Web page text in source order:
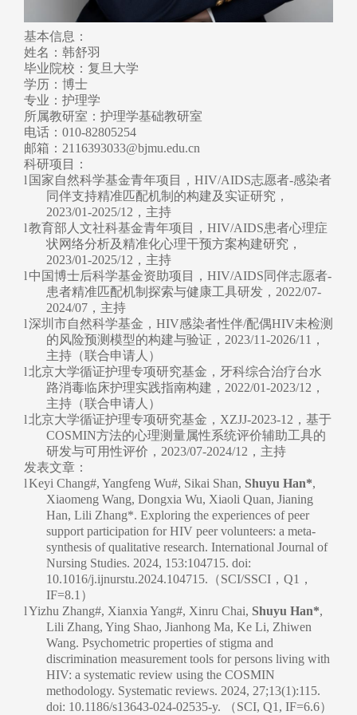
基本信息：
姓名：韩舒羽
毕业院校：复旦大学
学历：博士
专业：护理学
所属教研室 ：护理学基础教研室
电话：010-82805254
邮箱：2116393033@bjmu.edu.cn
科研项目：
l 国家自然科学基金青年项目， HIV/AIDS志愿者-感染者
同伴支持精准匹配机制的构建及实证研究，
2023/01-2025/12，主持
l教育部人文社科基金青年项目，HIV/AIDS患者心理症
状网络分析及精准化心理干预方案构建研究，
2023/01-2025/12，主持
l 中国博士后科学基金资助项目
，HIV/AIDS同伴志愿者-
患者精准匹配机制探索与健康工具研发， 2022/07-
2024/07，主持
l深圳市自然科学基金，HIV感染者性伴/配偶HIV未检测
的风险预测模型的构建与验证，2023/11-2026/11，
主持（联合申请人）
l北京大学循证护理专项研究基金，牙科综合治疗台水
路消毒临床护理实践指南构建，2022/01-2023/12，
主持（联合申请人）
l北京大学循证护理专项研究基金，XZJJ-2023-12，基于
COSMIN方法的心理测量属性系统评价辅助工具的
研发与可用性评价，2023/07-2024/12，主持
发表文章：
lKeyi Chang#, Yangfeng Wu#, Sikai Shan, Shuyu Han*,
Xiaomeng Wang, Dongxia Wu, Xiaoli Quan, Jianing
Han, Lili Zhang*. Exploring the experiences of peer
support participation for HIV peer volunteers: a meta-
synthesis of qualitative research. International Journal of
Nursing Studies. 2024, 153:104715. doi:
10.1016/j.ijnurstu.2024.104715.（SCI/SSCI，Q1，
IF=8.1）
lYizhu Zhang#, Xianxia Yang#, Xinru Chai, Shuyu Han*,
Lili Zhang, Ying Shao, Jianhong Ma, Ke Li, Zhiwen
Wang. Psychometric properties of stigma and
discrimination measurement tools for persons living with
HIV: a systematic review using the COSMIN
methodology. Systematic reviews. 2024, 27;13(1):115.
doi: 10.1186/s13643-024-02535-y. （SCI, Q1, IF=6.6）